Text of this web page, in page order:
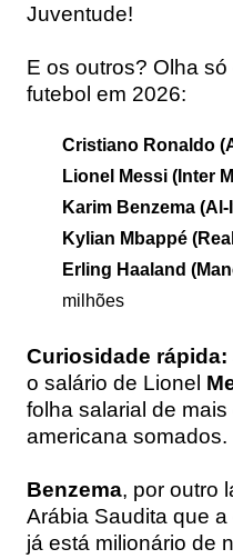
Juventude!
E os outros? Olha
futebol em 2026:
Cristiano Ronaldo
Lionel Messi (Inter
Karim Benzema
Kylian Mbappé
Erling Haaland
milhões
Curiosidade rápida:
o salário de Lionel
folha salarial de
americana somados.
Benzema, por outro
Arábia Saudita que
já está milionário de